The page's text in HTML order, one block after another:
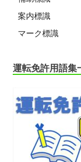
案内標識
マーク標識
運転免許用語集